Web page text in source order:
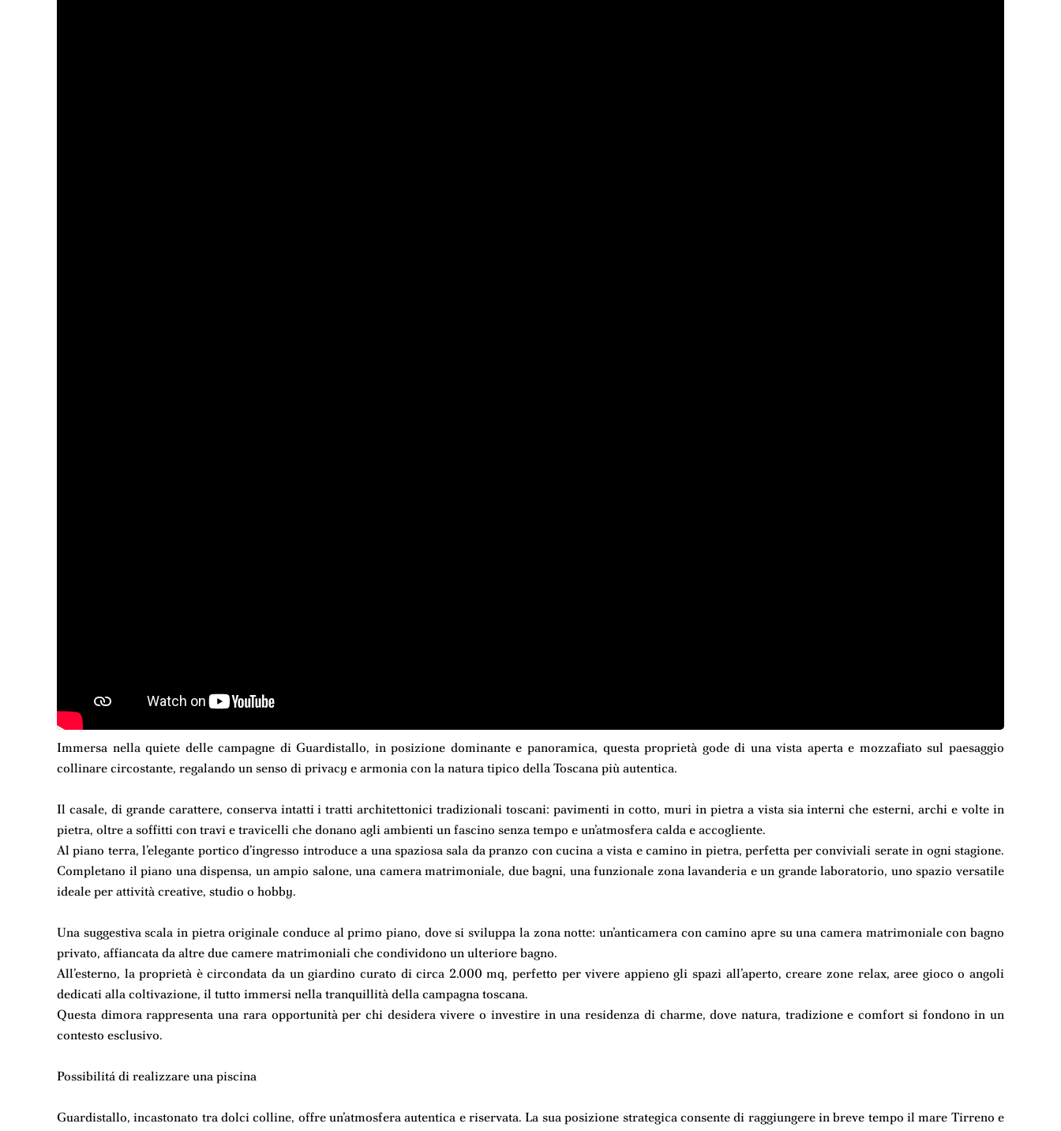
Immersa nella quiete delle campagne di Guardistallo, in posizione dominante e panoramica, questa proprietà gode di una vista aperta e mozzafiato sul paesaggio
collinare circostante, regalando un senso di privacy e armonia con la natura tipico della Toscana più autentica.
Il casale, di grande carattere, conserva intatti i tratti architettonici tradizionali toscani: pavimenti in cotto, muri in pietra a vista sia interni che esterni, archi e volte in
pietra, oltre a soffitti con travi e travicelli che donano agli ambienti un fascino senza tempo e un’atmosfera calda e accogliente.
Al piano terra, l’elegante portico d’ingresso introduce a una spaziosa sala da pranzo con cucina a vista e camino in pietra, perfetta per conviviali serate in ogni stagione.
Completano il piano una dispensa, un ampio salone, una camera matrimoniale, due bagni, una funzionale zona lavanderia e un grande laboratorio, uno spazio versatile
ideale per attività creative, studio o hobby.
Una suggestiva scala in pietra originale conduce al primo piano, dove si sviluppa la zona notte: un’anticamera con camino apre su una camera matrimoniale con bagno
privato, affiancata da altre due camere matrimoniali che condividono un ulteriore bagno.
All’esterno, la proprietà è circondata da un giardino curato di circa 2.000 mq, perfetto per vivere appieno gli spazi all’aperto, creare zone relax, aree gioco o angoli
dedicati alla coltivazione, il tutto immersi nella tranquillità della campagna toscana.
Questa dimora rappresenta una rara opportunità per chi desidera vivere o investire in una residenza di charme, dove natura, tradizione e comfort si fondono in un
contesto esclusivo.
Possibilitá di realizzare una piscina
Guardistallo, incastonato tra dolci colline, offre un’atmosfera autentica e riservata. La sua posizione strategica consente di raggiungere in breve tempo il mare Tirreno e